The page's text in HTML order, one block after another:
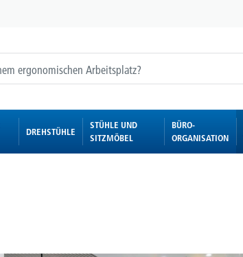
DREHSTÜHLE
STÜHLE UND
SITZMÖBEL
BÜRO-
ORGANISATION